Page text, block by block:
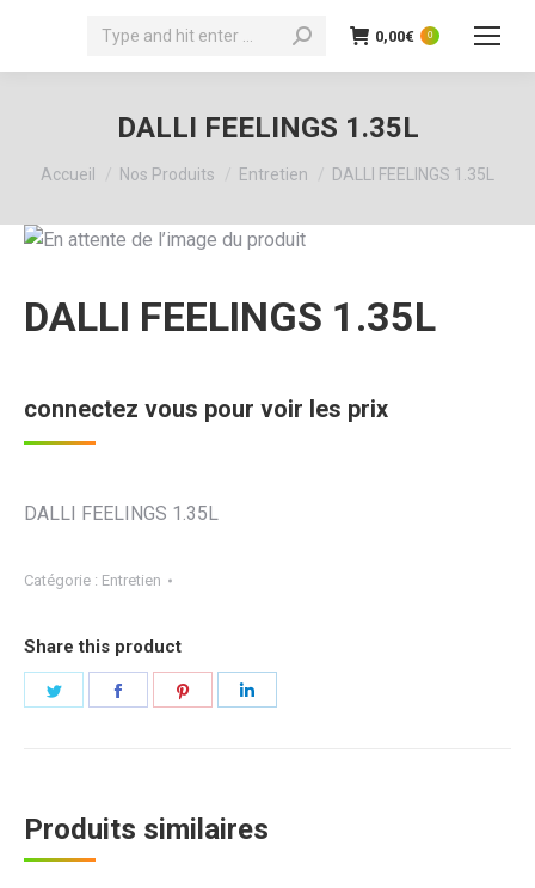
Recherche
0,00€ 0
DALLI FEELINGS 1.35L
Vous êtes ici :
Accueil Nos Produits Entretien DALLI FEELINGS 1.35L
DALLI FEELINGS 1.35L
connectez vous pour voir les prix
DALLI FEELINGS 1.35L
Catégorie : Entretien
Share this product
Partager
Partager Partager
Produits similaires